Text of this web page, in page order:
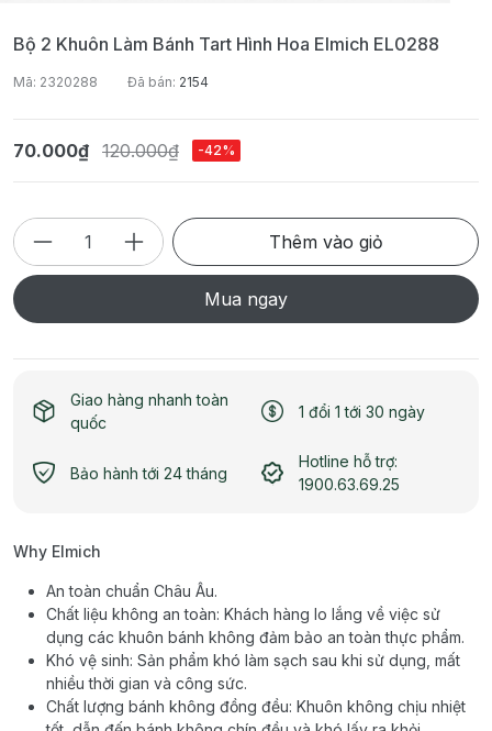
Bộ 2 Khuôn Làm Bánh Tart Hình Hoa Elmich EL0288
Mã: 2320288 Đã bán: 2154
70.000₫ 120.000₫ -42%
Thêm vào giỏ
Mua ngay
Giao hàng nhanh toàn
quốc
1 đổi 1 tới 30 ngày
Bảo hành tới 24 tháng
Hotline hỗ trợ:
1900.63.69.25
Why Elmich
An toàn chuẩn Châu Âu.
Chất liệu không an toàn: Khách hàng lo lắng về việc sử
dụng các khuôn bánh không đảm bảo an toàn thực phẩm.
Khó vệ sinh: Sản phẩm khó làm sạch sau khi sử dụng, mất
nhiều thời gian và công sức.
Chất lượng bánh không đồng đều: Khuôn không chịu nhiệt